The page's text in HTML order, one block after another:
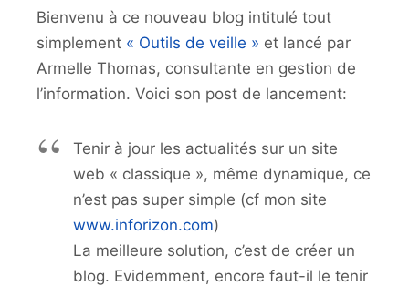
Bienvenu à ce nouveau blog intitulé tout
simplement « Outils de veille » et lancé par
Armelle Thomas, consultante en gestion de
l’information. Voici son post de lancement:
Tenir à jour les actualités sur un site
web « classique », même dynamique, ce
n’est pas super simple (cf mon site
www.inforizon.com)
La meilleure solution, c’est de créer un
blog. Evidemment, encore faut-il le tenir